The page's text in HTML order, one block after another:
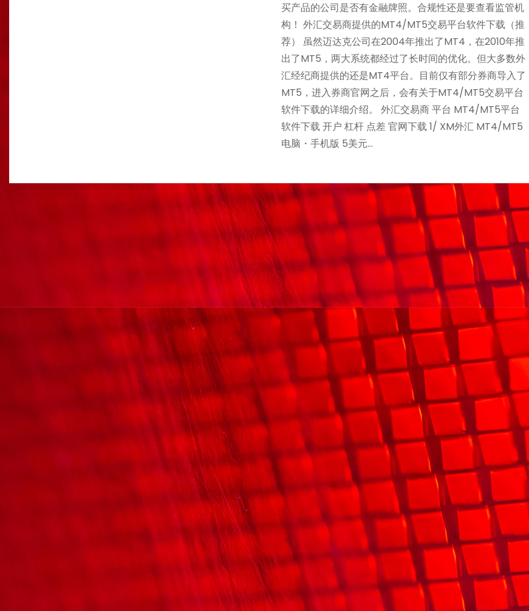
买产品的公司是否有金融牌照。合规性还是要查看监管机
构！ 外汇交易商提供的MT4/MT5交易平台软件下载（推
荐） 虽然迈达克公司在2004年推出了MT4，在2010年推
出了MT5，两大系统都经过了长时间的优化。但大多数外
汇经纪商提供的还是MT4平台。目前仅有部分券商导入了
MT5，进入券商官网之后，会有关于MT4/MT5交易平台
软件下载的详细介绍。 外汇交易商 平台 MT4/MT5平台
软件下载 开户 杠杆 点差 官网下载 1/ XM外汇 MT4/MT5
电脑・手机版 5美元…